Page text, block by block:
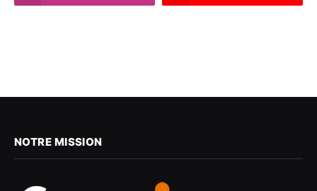
NOTRE MISSION